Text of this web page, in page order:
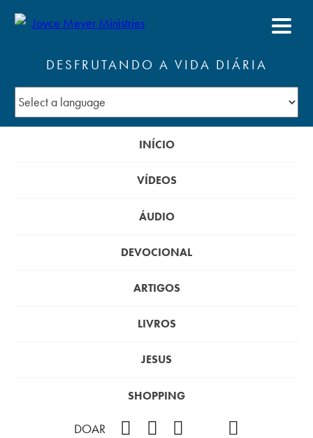
DESFRUTANDO A VIDA DIÁRIA
INÍCIO
VÍDEOS
ÁUDIO
DEVOCIONAL
ARTIGOS
LIVROS
JESUS
SHOPPING
DOAR